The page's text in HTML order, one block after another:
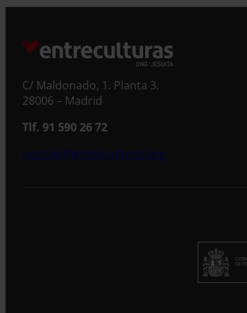
C/ Maldonado, 1. Planta 3.
28006 – Madrid
Tlf. 91 590 26 72
noticias@entreculturas.org